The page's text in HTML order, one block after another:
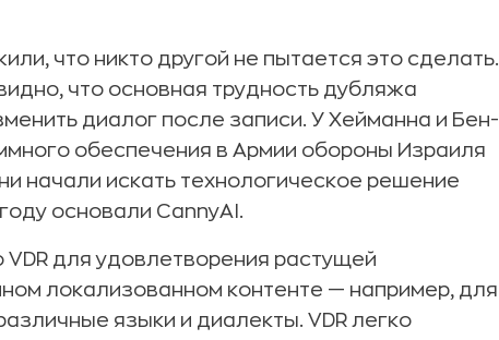
что никто другой не пытается это сделать.
что основная трудность дубляжа
диалог после записи. У Хейманна и Бен-
обеспечения в Армии обороны Израиля
начали искать технологическое решение
основали CannyAI.
для удовлетворения растущей
локализованном контенте — например, для
языки и диалекты. VDR легко